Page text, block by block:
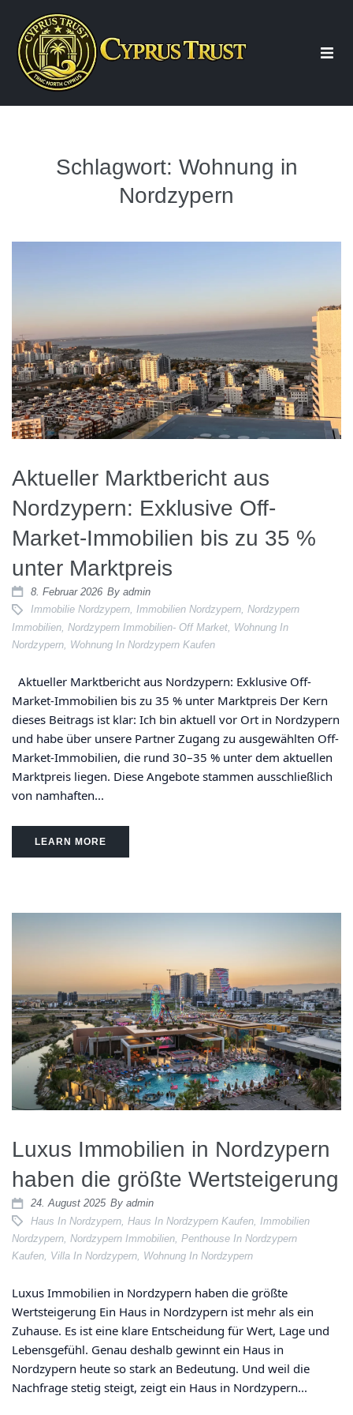
Wohnung Nordzypern
News
Schlagwort: Wohnung in
Nordzypern
Aktueller Marktbericht aus
Nordzypern: Exklusive Off-
Market-Immobilien bis zu 35 %
unter Marktpreis
8. Februar 2026 By admin
Immobilie Nordzypern, Immobilien Nordzypern, Nordzypern
Immobilien Nordzypern Immobilien- Off Market Wohnung In
Nordzypern Wohnung In Nordzypern Kaufen
Aktueller Marktbericht aus Nordzypern: Exklusive Off-
Market-Immobilien bis zu 35 % unter Marktpreis Der Kern
dieses Beitrags ist klar: Ich bin aktuell vor Ort in Nordzypern
und habe über unsere Partner Zugang zu ausgewählten Off-
Market-Immobilien, die rund 30–35 % unter dem aktuellen
Marktpreis liegen. Diese Angebote stammen ausschließlich
von namhaften...
LEARN MORE
Luxus Immobilien in Nordzypern
haben die größte Wertsteigerung
24. August 2025 By admin
Haus In Nordzypern Haus In Nordzypern Kaufen Immobilien
Nordzypern, Nordzypern Immobilien, Penthouse In Nordzypern
Kaufen, Villa In Nordzypern, Wohnung In Nordzypern
Luxus Immobilien in Nordzypern haben die größte
Wertsteigerung Ein Haus in Nordzypern ist mehr als ein
Zuhause. Es ist eine klare Entscheidung für Wert, Lage und
Lebensgefühl. Genau deshalb gewinnt ein Haus in
Nordzypern heute so stark an Bedeutung. Und weil die
Nachfrage stetig steigt, zeigt ein Haus in Nordzypern...